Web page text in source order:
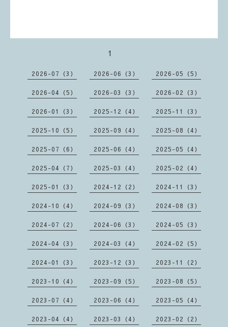
1
2026-07（3） 2026-06（3） 2026-05（5）
2026-04（5） 2026-03（3） 2026-02（3）
2026-01（3） 2025-12（4） 2025-11（3）
2025-10（5） 2025-09（4） 2025-08（4）
2025-07（6） 2025-06（4） 2025-05（4）
2025-04（7） 2025-03（4） 2025-02（4）
2025-01（3） 2024-12（2） 2024-11（3）
2024-10（4） 2024-09（3） 2024-08（3）
2024-07（2） 2024-06（3） 2024-05（3）
2024-04（3） 2024-03（4） 2024-02（5）
2024-01（3） 2023-12（3） 2023-11（2）
2023-10（4） 2023-09（5） 2023-08（5）
2023-07（4） 2023-06（4） 2023-05（4）
2023-04（4） 2023-03（4） 2023-02（2）